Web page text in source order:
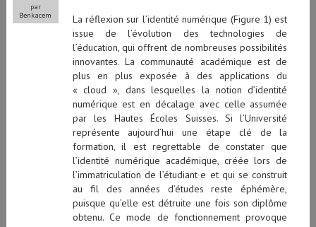
par
Benkacem
La réflexion sur l’identité numérique (Figure 1) est
issue de l’évolution des technologies de
l’éducation, qui offrent de nombreuses possibilités
innovantes. La communauté académique est de
plus en plus exposée à des applications du
« cloud », dans lesquelles la notion d’identité
numérique est en décalage avec celle assumée
par les Hautes Écoles Suisses. Si l’Université
représente aujourd’hui une étape clé de la
formation, il est regrettable de constater que
l’identité numérique académique, créée lors de
l’immatriculation de l’étudiant∙e et qui se construit
au fil des années d’études reste éphémère,
puisque qu’elle est détruite une fois son diplôme
obtenu. Ce mode de fonctionnement provoque